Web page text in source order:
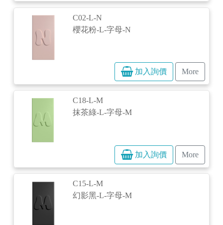
C02-L-N
櫻花粉-L-字母-N
加入詢價 More
C18-L-M
抹茶綠-L-字母-M
加入詢價 More
C15-L-M
幻影黑-L-字母-M